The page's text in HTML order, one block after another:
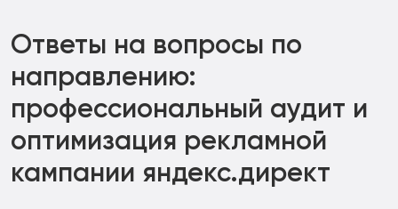
Ответы на вопросы по
направлению:
профессиональный аудит и
оптимизация рекламной
кампании яндекс.директ